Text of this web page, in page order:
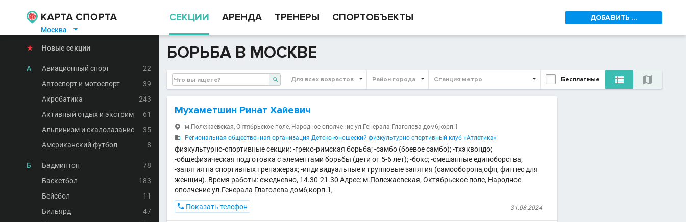
Москва 
СЕКЦИИ АРЕНДА ТРЕНЕРЫ СПОРТОБЪЕКТЫ ДОБАВИТЬ ...
★ Новые секции
А Авиационный спорт
22
Автоспорт и мотоспорт
39
Акробатика
243
Активный отдых и экстрим
61
Альпинизм и скалолазание
35
Американский футбол
8
Б Бадминтон
78
Баскетбол
183
Бейсбол
11
Бильярд
47
БОРЬБА В МОСКВЕ
 Для всех возрастов Район города Станция метро Бесплатные  
Мухаметшин Ринат Хайевич
 м.Полежаевская, Октябрьское поле, Народное ополчение ул.Генерала Глаголева дом6,корп.1
 Региональная общественная организация Детско-юношеский физкультурно-спортивный клуб «Атлетика»
физкультурно-спортивные секции: -греко-римская борьба; -самбо (боевое самбо); -тхэквондо;
-общефизическая подготовка с элементами борьбы (дети от 5-6 лет); -бокс; -смешанные единоборства;
-занятия на спортивных тренажерах; -индивидуальные и групповые занятия (самооборона,офп, фитнес для
женщин). Время работы: ежедневно, 14.30-21.30 Адрес: м.Полежаевская, Октябрьское поле, Народное
ополчение ул.Генерала Глаголева дом6,корп.1,
31.08.2024
 Показать телефон